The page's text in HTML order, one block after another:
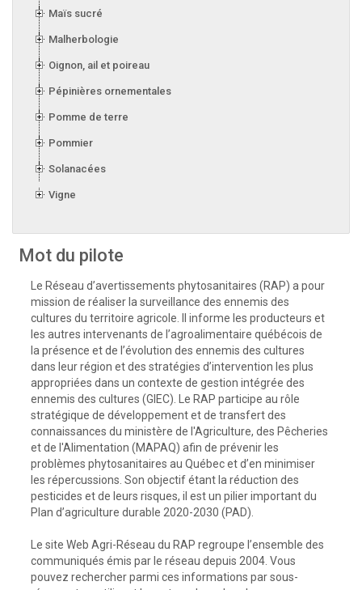
Maïs sucré
Malherbologie
Oignon, ail et poireau
Pépinières ornementales
Pomme de terre
Pommier
Solanacées
Vigne
Mot du pilote
Le Réseau d’avertissements phytosanitaires (RAP) a pour
mission de réaliser la surveillance des ennemis des
cultures du territoire agricole. Il informe les producteurs et
les autres intervenants de l’agroalimentaire québécois de
la présence et de l’évolution des ennemis des cultures
dans leur région et des stratégies d’intervention les plus
appropriées dans un contexte de gestion intégrée des
ennemis des cultures (GIEC). Le RAP participe au rôle
stratégique de développement et de transfert des
connaissances du ministère de l'Agriculture, des Pêcheries
et de l'Alimentation (MAPAQ) afin de prévenir les
problèmes phytosanitaires au Québec et d’en minimiser
les répercussions. Son objectif étant la réduction des
pesticides et de leurs risques, il est un pilier important du
Plan d’agriculture durable 2020-2030 (PAD).
Le site Web Agri-Réseau du RAP regroupe l’ensemble des
communiqués émis par le réseau depuis 2004. Vous
pouvez rechercher parmi ces informations par sous-